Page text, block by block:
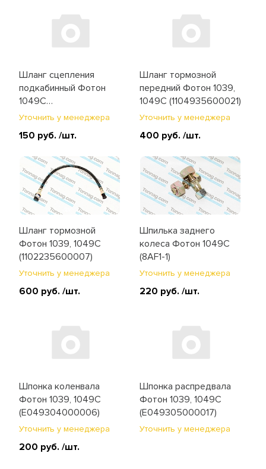
Шланг сцепления
подкабинный Фотон
1049C
(1104935600052)
Уточнить у менеджера
150 руб. /шт.
Шланг тормозной
передний Фотон 1039,
1049C (1104935600021)
Уточнить у менеджера
400 руб. /шт.
Шланг тормозной
Фотон 1039, 1049C
(1102235600007)
Уточнить у менеджера
600 руб. /шт.
Шпилька заднего
колеса Фотон 1049C
(8AF1-1)
Уточнить у менеджера
220 руб. /шт.
Шпонка коленвала
Фотон 1039, 1049C
(E049304000006)
Уточнить у менеджера
200 руб. /шт.
Шпонка распредвала
Фотон 1039, 1049C
(E049305000017)
Уточнить у менеджера